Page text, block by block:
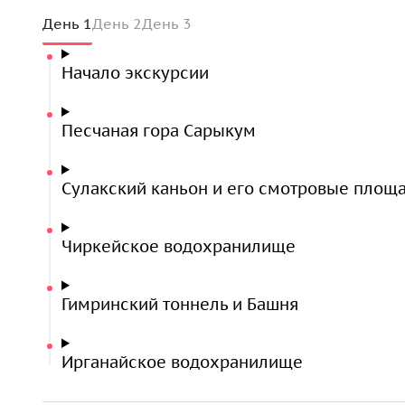
средневекового христианства в горном Кавказе.
Третий день — вершины, водопады и
Тобот. ИсследуемЦолотлинский каньон
скальными образованиями.
День 1День 2День 3
Начало экскурсии
Песчаная гора Сарыкум
Сулакский каньон и его смотровые
Чиркейское водохранилище
Гимринский тоннель и Башня
Ирганайское водохранилище